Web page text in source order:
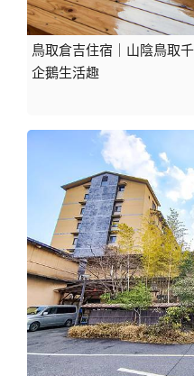
鳥取倉吉住宿｜山陰鳥取
企鵝生活趣